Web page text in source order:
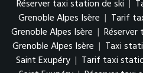
Réserver taxi station de ski |
Grenoble Alpes Isère | Tarif
Grenoble Alpes Isère |
Grenoble Alpes Isère | Taxi
Saint Exupéry | Tarif taxi